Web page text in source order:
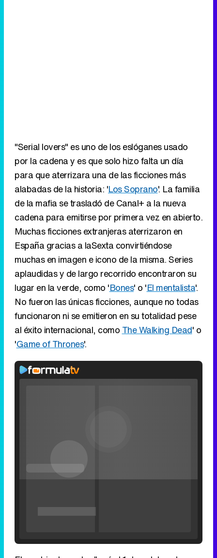
"Serial lovers" es uno de los eslóganes usado
por la cadena y es que solo hizo falta un día
para que aterrizara una de las ficciones más
alabadas de la historia: 'Los Soprano'. La familia
de la mafia se trasladó de Canal+ a la nueva
cadena para emitirse por primera vez en abierto.
Muchas ficciones extranjeras aterrizaron en
España gracias a laSexta convirtiéndose
muchas en imagen e icono de la misma. Series
aplaudidas y de largo recorrido encontraron su
lugar en la verde, como 'Bones' o 'El mentalista'.
No fueron las únicas ficciones, aunque no todas
funcionaron ni se emitieron en su totalidad pese
al éxito internacional, como The Walking Dead' o
'Game of Thrones'.
Unmute